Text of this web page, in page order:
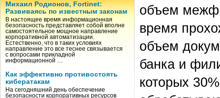
Михаил Родионов, Fortinet:
Развиваясь по известным законам
В настоящее время информационная
безопасность представляет собой вполне
самостоятельное мощное направление
корпоративной автоматизации.
Естественно, что в таких условиях
направление это все теснее связывается
с вопросами прикладной
информационной …
Как эффективно противостоять
кибератакам
На сегодняшний день обеспечение
безопасности корпоративных ресурсов
объем
время
объем
банка и
которых